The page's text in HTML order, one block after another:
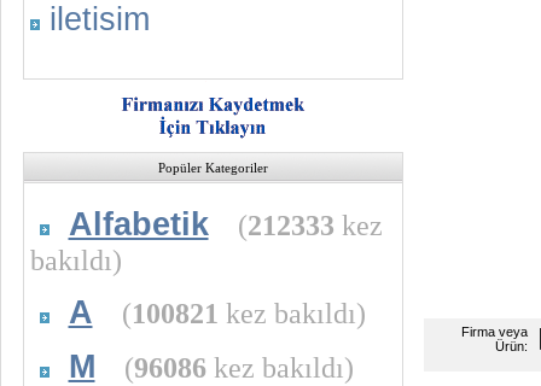
iletisim
Popüler Kategoriler
Alfabetik (212333 kez
bakıldı)
A (100821 kez bakıldı)
M (96086 kez bakıldı)
Firma veya
Ürün: